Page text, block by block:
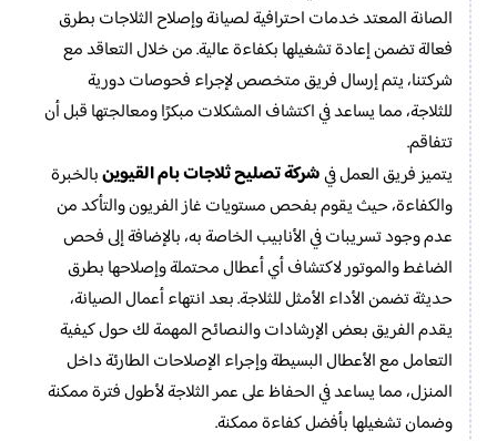
الصانة المعتد خدمات احترافية لصيانة وإصلاح الثلاجات بطرق
فعالة تضمن إعادة تشغيلها بكفاءة عالية. من خلال التعاقد مع
شركتنا، يتم إرسال فريق متخصص لإجراء فحوصات دورية
للثلاجة، مما يساعد في اكتشاف المشكلات مبكرًا ومعالجتها قبل أن
تتفاقم.
يتميز فريق العمل فيشركة تصليح ثلاجات بام القيوينبالخبرة
والكفاءة، حيث يقوم بفحص مستويات غاز الفريون والتأكد من
عدم وجود تسريبات في الأنابيب الخاصة به، بالإضافة إلى فحص
الضاغط والموتور لاكتشاف أي أعطال محتملة وإصلاحها بطرق
حديثة تضمن الأداء الأمثل للثلاجة. بعد انتهاء أعمال الصيانة،
يقدم الفريق بعض الإرشادات والنصائح المهمة لك حول كيفية
التعامل مع الأعطال البسيطة وإجراء الإصلاحات الطارئة داخل
المنزل، مما يساعد في الحفاظ على عمر الثلاجة لأطول فترة ممكنة
وضمان تشغيلها بأفضل كفاءة ممكنة.